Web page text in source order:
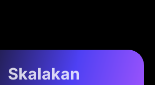
Skalakan